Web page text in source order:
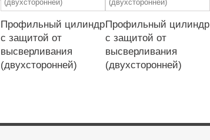
Профильный цилиндр
с защитой от
высверливания
(двухсторонней)
Профильный цилиндр
с защитой от
высверливания
(двухсторонней)